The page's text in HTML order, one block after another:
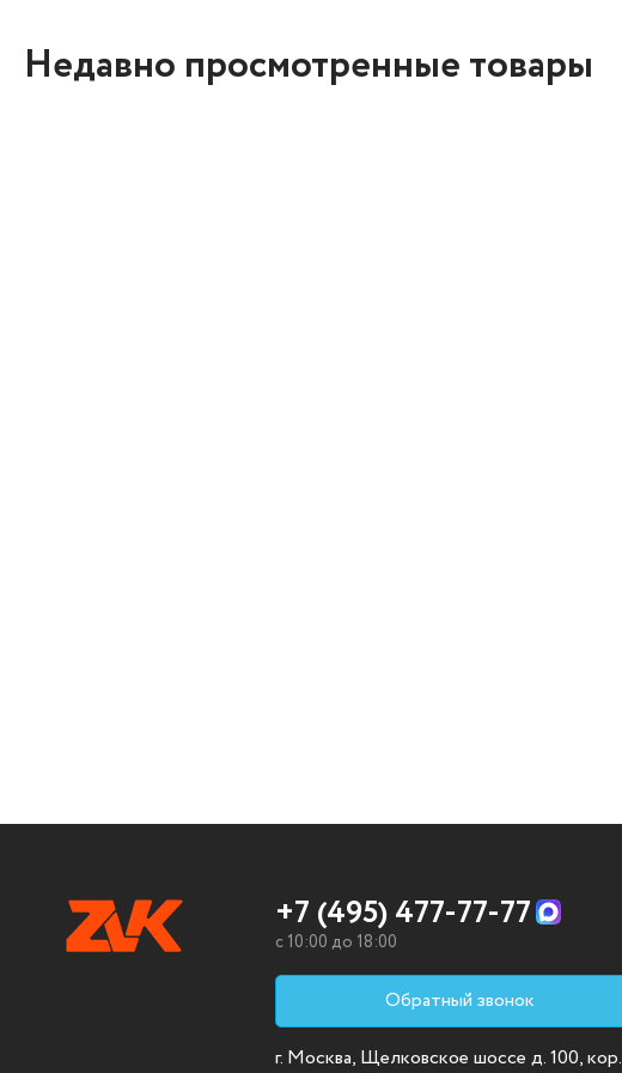
Недавно просмотренные товары
+7 (495) 477-77-77
c 10:00 до 18:00
Обратный звонок
г. Москва, Щелковское шоссе д. 100, кор.